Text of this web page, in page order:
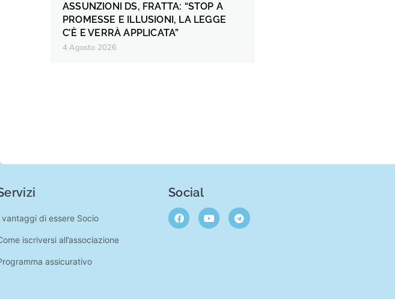
ASSUNZIONI DS, FRATTA: “STOP A
PROMESSE E ILLUSIONI, LA LEGGE
C’È E VERRÀ APPLICATA”
4 Agosto 2026
vantaggi di essere Socio
iscriversi all’associazione
assicurativo
Social